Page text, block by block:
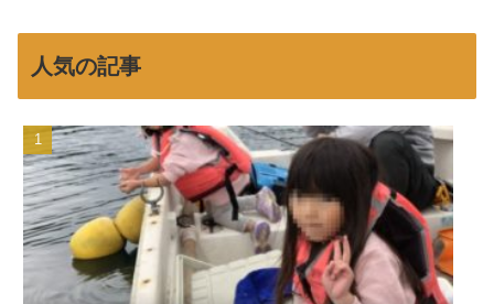
人気の記事